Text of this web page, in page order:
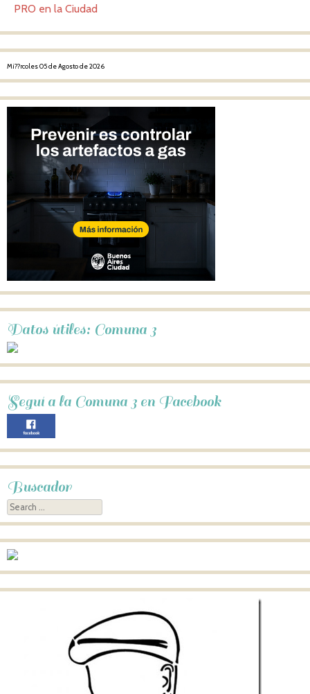
PRO en la Ciudad
Mi??rcoles 05 de Agosto de 2026
Datos útiles: Comuna 3
Seguí a la Comuna 3 en Facebook
Buscador
Search